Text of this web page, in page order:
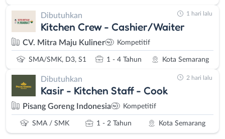
Dibutuhkan
Kitchen Crew - Cashier/Waiter
CV. Mitra Maju Kuliner Kompetitif
SMA/SMK, D3, S1 1 - 4 Tahun Kota Semarang
1 hari lalu
Dibutuhkan
Kasir - Kitchen Staff - Cook
Pisang Goreng Indonesia Kompetitif
SMA / SMK 1 - 2 Tahun Kota Semarang
2 hari lalu